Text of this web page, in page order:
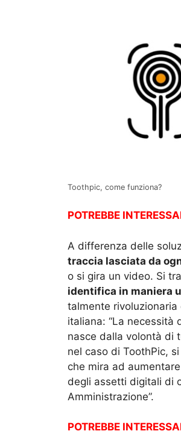
Toothpic, come funziona?
POTREBBE
A differenza delle
traccia lasciata da
o si gira un video. Si
identifica in maniera
talmente rivoluzionaria
italiana: “La necessità
nasce dalla volontà di
nel caso di ToothPic,
che mira ad
degli assetti digitali di
Amministrazione”.
POTREBBE